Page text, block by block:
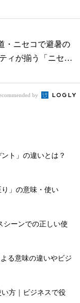
・ニセコで避暑の
ィが揃う「ニセコ
by
ト」の違いとは？
」の意味・使い
シーンでの正しい使
る意味の違いやビジ
い方｜ビジネスで役